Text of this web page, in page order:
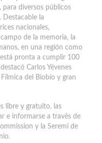
diversos públicos
Destacable la
nacionales,
de la memoria, la
en una región como
pronta a cumplir 100
Carlos Yévenes
del Biobío y gran
libre y gratuito, las
e informarse a través de
y la Seremi de